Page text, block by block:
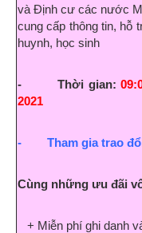
và Định cư các nước
cung cấp thông tin, hỗ
huynh, học sinh
- Thời gian:
2021
- Tham gia trao đổi
Cùng những ưu đãi
+ Miễn phí ghi danh